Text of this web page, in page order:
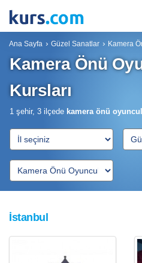
Ana Sayfa Güzel Sanatlar Kamera
Kamera Önü
Kursları
1 şehir, 3 ilçede kamera önü
İstanbul